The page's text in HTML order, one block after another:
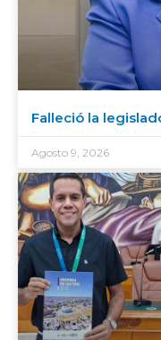
Falleció la
Agosto 9, 2026